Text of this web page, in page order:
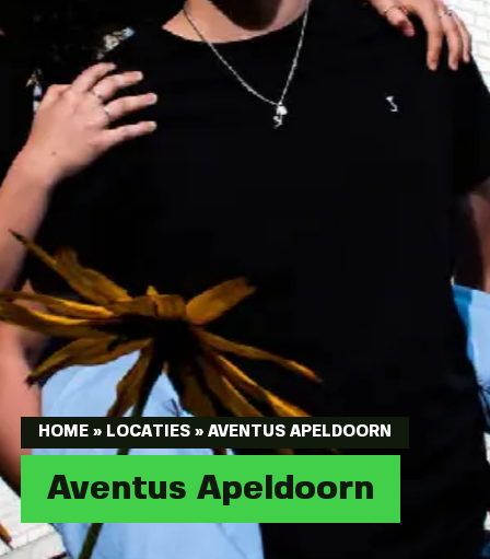
HOME » LOCATIES »AVENTUS APELDOORN
Aventus Apeldoorn